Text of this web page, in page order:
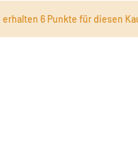
erhalten 6 Punkte für diesen